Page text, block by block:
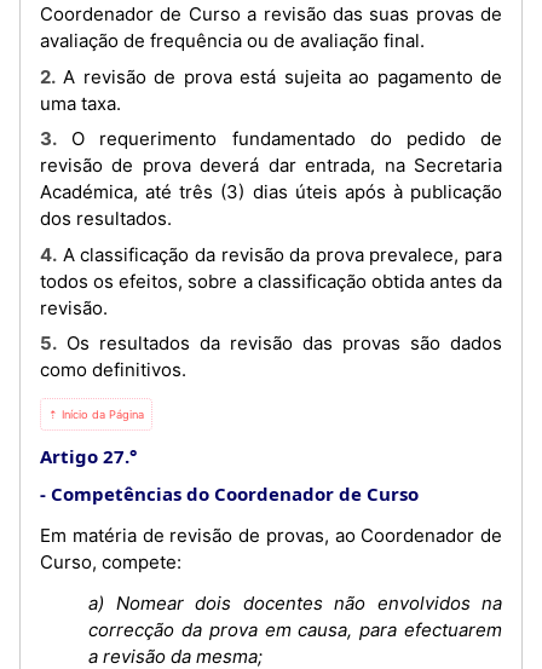
Coordenador de Curso a revisão das suas provas de
avaliação de frequência ou de avaliação final.
2. A revisão de prova está sujeita ao pagamento de
uma taха.
3. O requerimento fundamentado do pedido de
revisão de prova deverá dar entrada, na Secretaria
Académica, até três (3) dias úteis após à publicação
dos resultados.
4. A classificação da revisão da prova prevalece, para
todos os efeitos, sobre a classificação obtida antes da
revisão.
5. Os resultados da revisão das provas são dados
como definitivos.
⇡ Início da Página
Artigo 27.°
Competências do Coordenador de Curso
Em matéria de revisão de provas, ao Coordenador de
Curso, compete:
a) Nomear dois docentes não envolvidos na
correcção da prova em causa, para efectuarem
a revisão da mesma;